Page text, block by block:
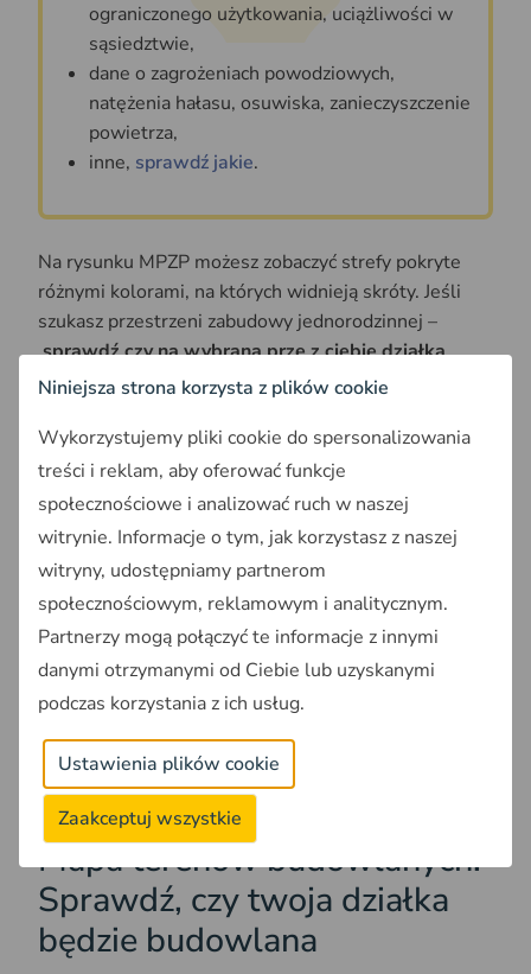
ograniczonego użytkowania, uciążliwości w
sąsiedztwie,
dane o zagrożeniach powodziowych,
natężenia hałasu, osuwiska, zanieczyszczenie
powietrza,
inne, sprawdź jakie.
Na rysunku MPZP możesz zobaczyć strefy pokryte
różnymi kolorami, na których widnieją skróty. Jeśli
szukasz przestrzeni zabudowy jednorodzinnej –
sprawdź czy na wybrana prze z ciebie działka
pokryta jest kolorem jasnobrązowym oraz
przeznaczony jest pod zabudowę jednorodzinną.
Jeśli oznaczenie jest inne, może się okazać że nie
będziesz mógł tam wybudować domu.
Dowiedz się więcej:
Jak czytać MPZP? Tłumaczymy krok po kroku
Jeżeli działka nie jest objęta mpzp, to aby dowiedzieć
wniosku do urzędu o wydanie warunków
zabudowy.
Mapa terenów budowlanych.
Sprawdź, czy twoja działka
będzie budowlana
Niniejsza strona korzysta z plików cookie
Wykorzystujemy pliki cookie do spersonalizowania
treści i reklam, aby oferować funkcje
społecznościowe i analizować ruch w naszej
witrynie. Informacje o tym, jak korzystasz z naszej
witryny, udostępniamy partnerom
społecznościowym, reklamowym i analitycznym.
Partnerzy mogą połączyć te informacje z innymi
danymi otrzymanymi od Ciebie lub uzyskanymi
podczas korzystania z ich usług.
Ustawienia plików cookie
Zaakceptuj wszystkie